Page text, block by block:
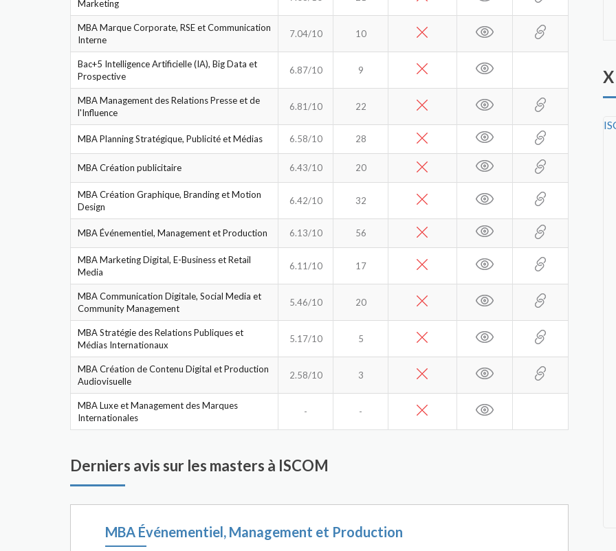
aussi en tant qu'individus responsables.
L'ISCOM incarne l'union harmonieuse de l'art et de la science de la communication. En
préparant les étudiants à naviguer dans un paysage de communication en constante
évolution, l'ISCOM les dote des compétences nécessaires pour exceller dans un monde où la
créativité et la stratégie convergent pour créer des messages puissants et significatifs.
Marketing
MBA Marque Corporate, RSE et Communication
Interne
7.04/10 10
Bac+5 Intelligence Artificielle (IA), Big Data et
Prospective
6.87/10 9
MBA Management des Relations Presse et de
l'Influence
6.81/10 22
MBA Planning Stratégique, Publicité et Médias 6.58/10 28
MBA Création publicitaire 6.43/10 20
MBA Création Graphique, Branding et Motion
Design
6.42/10 32
MBA Événementiel, Management et Production 6.13/10 56
MBA Marketing Digital, E-Business et Retail
Media
6.11/10 17
MBA Communication Digitale, Social Media et
Community Management
5.46/10 20
MBA Stratégie des Relations Publiques et
Médias Internationaux
5.17/10 5
MBA Création de Contenu Digital et Production
Audiovisuelle
2.58/10 3
MBA Luxe et Management des Marques
Internationales
- -
Derniers avis sur les masters à ISCOM
MBA Événementiel, Management et Production
X